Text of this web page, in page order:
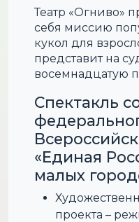
Театр «Огниво»
себя миссию
кукол для
представит на
восемнадцатую
Спектакль
«Единая
малых
проекта –